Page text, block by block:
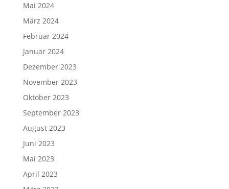
Mai 2024
März 2024
Februar 2024
Januar 2024
Dezember 2023
November 2023
Oktober 2023
September 2023
August 2023
Juni 2023
Mai 2023
April 2023